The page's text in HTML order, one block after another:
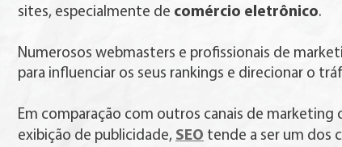
sites, especialmente de comércio eletrônico.
Numerosos webmasters e profissionais de
para influenciar os seus rankings e direcionar o
Em comparação com outros canais de marketing
exibição de publicidade, SEO tende a ser um dos